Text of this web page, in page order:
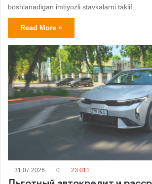
boshlanadigan imtiyozli stavkalarni taklif…
Read More »
31.07.2026 0 23 011